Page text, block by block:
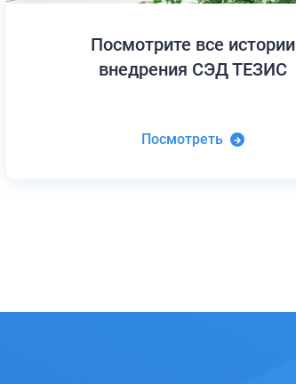
Посмотрите все истории
внедрения СЭД ТЕЗИС
Посмотреть